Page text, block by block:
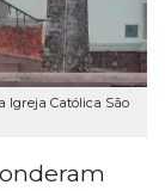
Católica São